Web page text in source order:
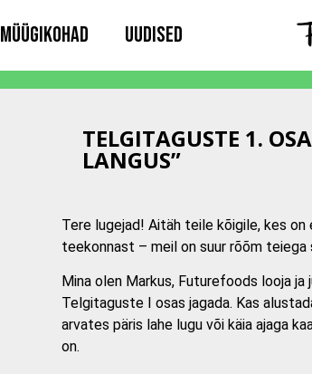
müügikohad uudised
TELGITAGUSTE 1.
LANGUS”
Tere lugejad! Aitäh teile kõigile, kes on
teekonnast – meil on suur rõõm teiega
Mina olen Markus, Futurefoods looja
Telgitaguste I osas jagada. Kas
arvates päris lahe lugu või käia ajaga
on.